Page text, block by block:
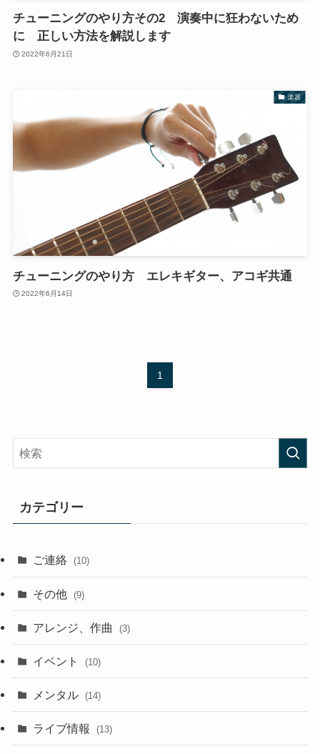
チューニングのやり方その2 演奏中に狂わないため
に 正しい方法を解説します
2022年6月21日
楽器
チューニングのやり方 エレキギター、アコギ共通
2022年6月14日
1
カテゴリー
ご連絡 (10)
その他 (9)
アレンジ、作曲 (3)
イベント (10)
メンタル (14)
ライブ情報 (13)